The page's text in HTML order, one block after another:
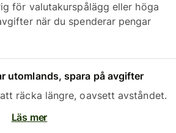
för valutakurspålägg eller höga
när du spenderar pengar
utomlands, spara på avgifter
räcka längre, oavsett avståndet.
Läs mer